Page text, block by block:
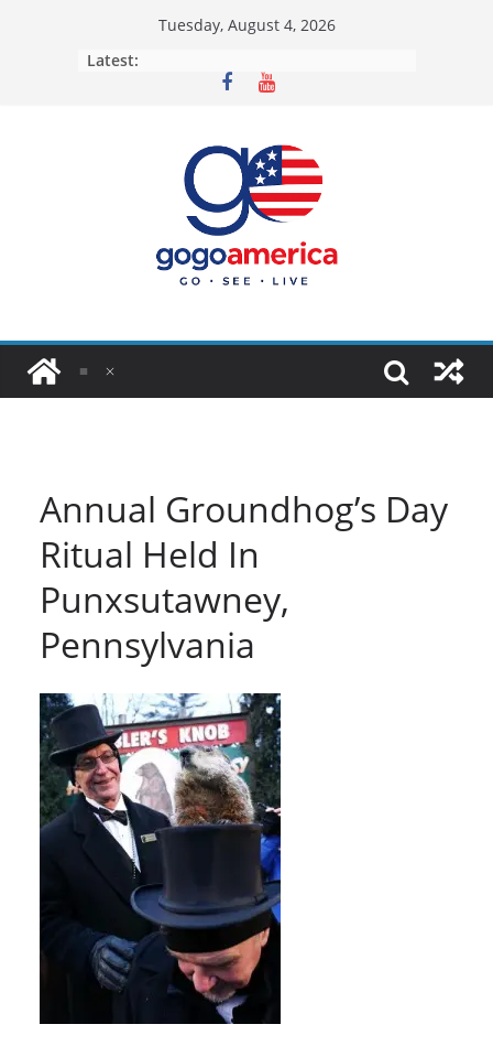
Tuesday, August 4, 2026
Latest:
Annual Groundhog’s Day
Ritual Held In
Punxsutawney,
Pennsylvania